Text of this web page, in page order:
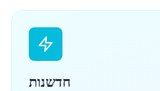
חדשנות